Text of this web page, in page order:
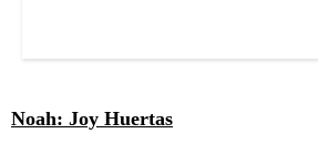
Noah: Joy Huertas